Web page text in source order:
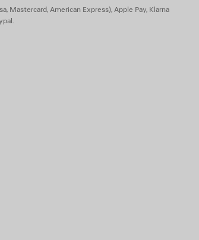
Mastercard, American Express), Apple Pay, Klarna